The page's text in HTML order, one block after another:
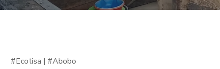
#Ecotisa | #Abobo